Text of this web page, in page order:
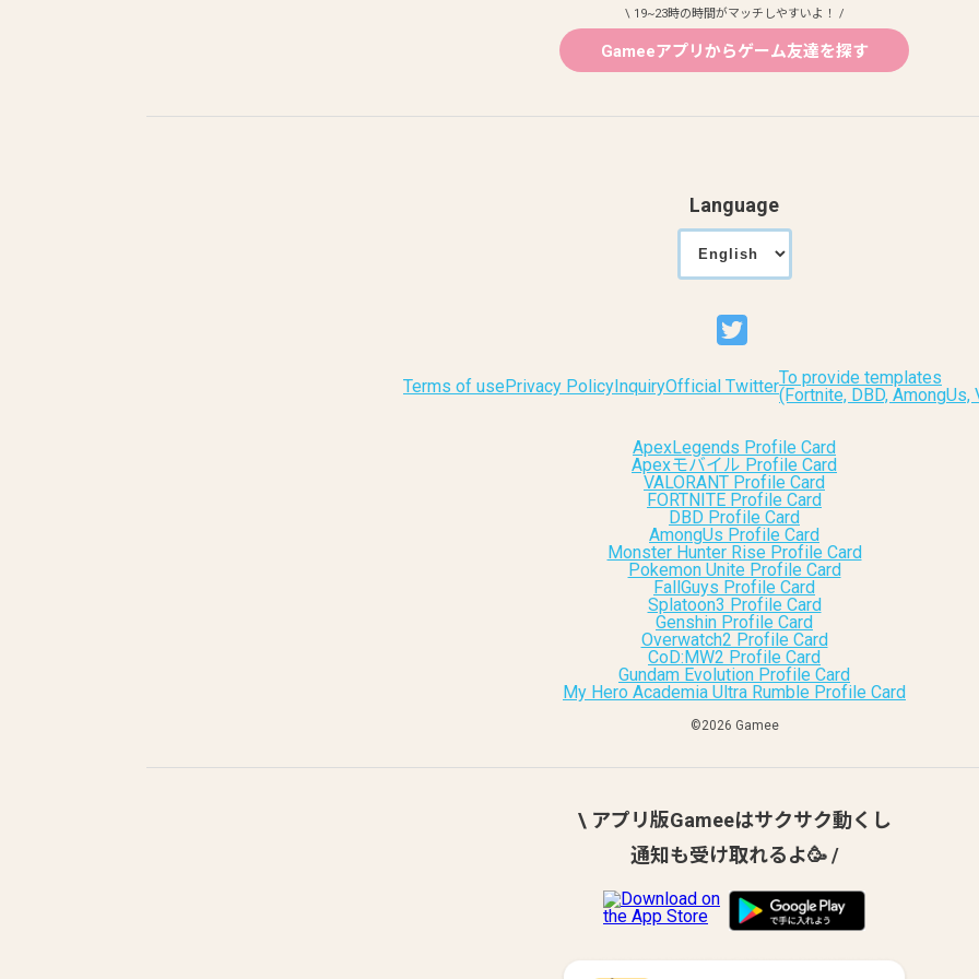
\ 19~23時の時間がマッチしやすいよ！ /
Gameeアプリからゲーム友達を探す
Language
Terms of usePrivacy Policy InquiryOfficial TwitterTo provide templates
(Fortnite, DBD, AmongUs,
ApexLegends Profile Card
Apexモバイル Profile Card
VALORANT Profile Card
FORTNITE Profile Card
DBD Profile Card
AmongUs Profile Card
Monster Hunter Rise Profile Card
Pokemon Unite Profile Card
FallGuys Profile Card
Splatoon3 Profile Card
Genshin Profile Card
Overwatch2 Profile Card
CoD:MW2 Profile Card
Gundam Evolution Profile Card
My Hero Academia Ultra Rumble Profile Card
©︎2026 Gamee
\ アプリ版Gameeはサクサク動くし
通知も受け取れるよ🥳 /